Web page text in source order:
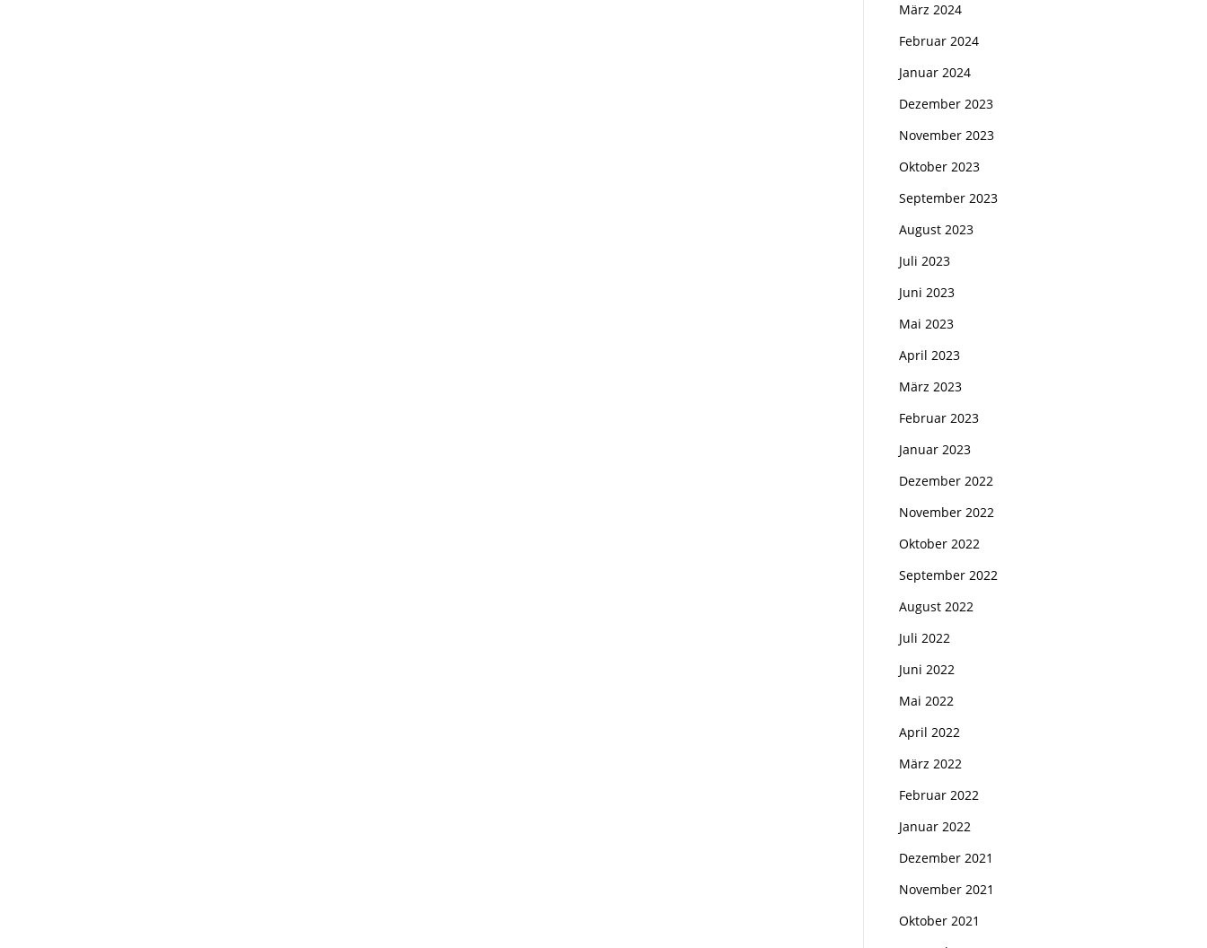
März 2024
Februar 2024
Januar 2024
Dezember 2023
November 2023
Oktober 2023
September 2023
August 2023
Juli 2023
Juni 2023
Mai 2023
April 2023
März 2023
Februar 2023
Januar 2023
Dezember 2022
November 2022
Oktober 2022
September 2022
August 2022
Juli 2022
Juni 2022
Mai 2022
April 2022
März 2022
Februar 2022
Januar 2022
Dezember 2021
November 2021
Oktober 2021